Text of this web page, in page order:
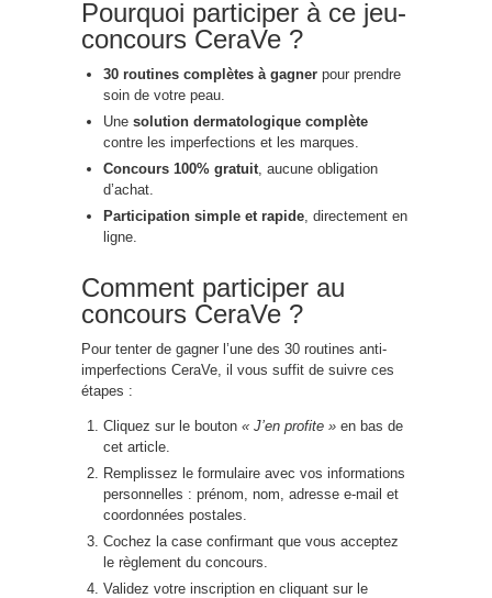
Pourquoi participer à ce jeu-
concours CeraVe ?
30 routines complètes à gagner pour prendre
soin de votre peau.
Une solution dermatologique complète
contre les imperfections et les marques.
Concours 100% gratuit , aucune obligation
d’achat.
Participation simple et rapide , directement en
ligne.
Comment participer au
concours CeraVe ?
Pour tenter de gagner l’une des 30 routines anti-
imperfections CeraVe, il vous suffit de suivre ces
étapes :
Cliquez sur le bouton « J’en profite » en bas de
cet article.
Remplissez le formulaire avec vos informations
personnelles : prénom, nom, adresse e-mail et
coordonnées postales.
Cochez la case confirmant que vous acceptez
le règlement du concours.
Validez votre inscription en cliquant sur le